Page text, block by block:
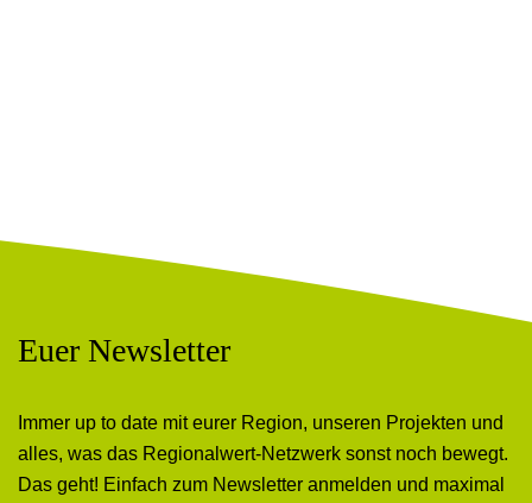
Euer Newsletter
Immer up to date mit eurer Region, unseren Projekten und
alles, was das Regionalwert-Netzwerk sonst noch bewegt.
Das geht! Einfach zum Newsletter anmelden und maximal